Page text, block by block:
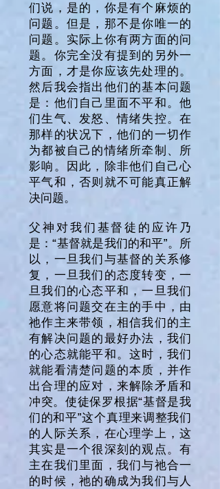
们说，是的，你是有个麻烦的
问题。但是，那不是你唯一的
问题。实际上你有两方面的问
题。你完全没有提到的另外一
方面，才是你应该先处理的。
然后我会指出他们的基本问题
是：他们自己里面不平和。他
们生气、发怒、情绪失控。在
那样的状况下，他们的一切作
为都被自己的情绪所牵制、所
影响。因此，除非他们自己心
平气和，否则就不可能真正解
决问题。
父神对我们基督徒的应许乃
是：“基督就是我们的和平”。所
以，一旦我们与基督的关系修
复，一旦我们的态度转变，一
旦我们的心态平和，一旦我们
愿意将问题交在主的手中，由
祂作主来带领，相信我们的主
有解决问题的最好办法，我们
的心态就能平和。这时，我们
就能看清楚问题的本质，并作
出合理的应对，来解除矛盾和
冲突。使徒保罗根据“基督是我
们的和平”这个真理来调整我们
的人际关系，在心理学上，这
其实是一个很深刻的观点。有
主在我们里面，我们与祂合一
的时候，祂的确成为我们与人